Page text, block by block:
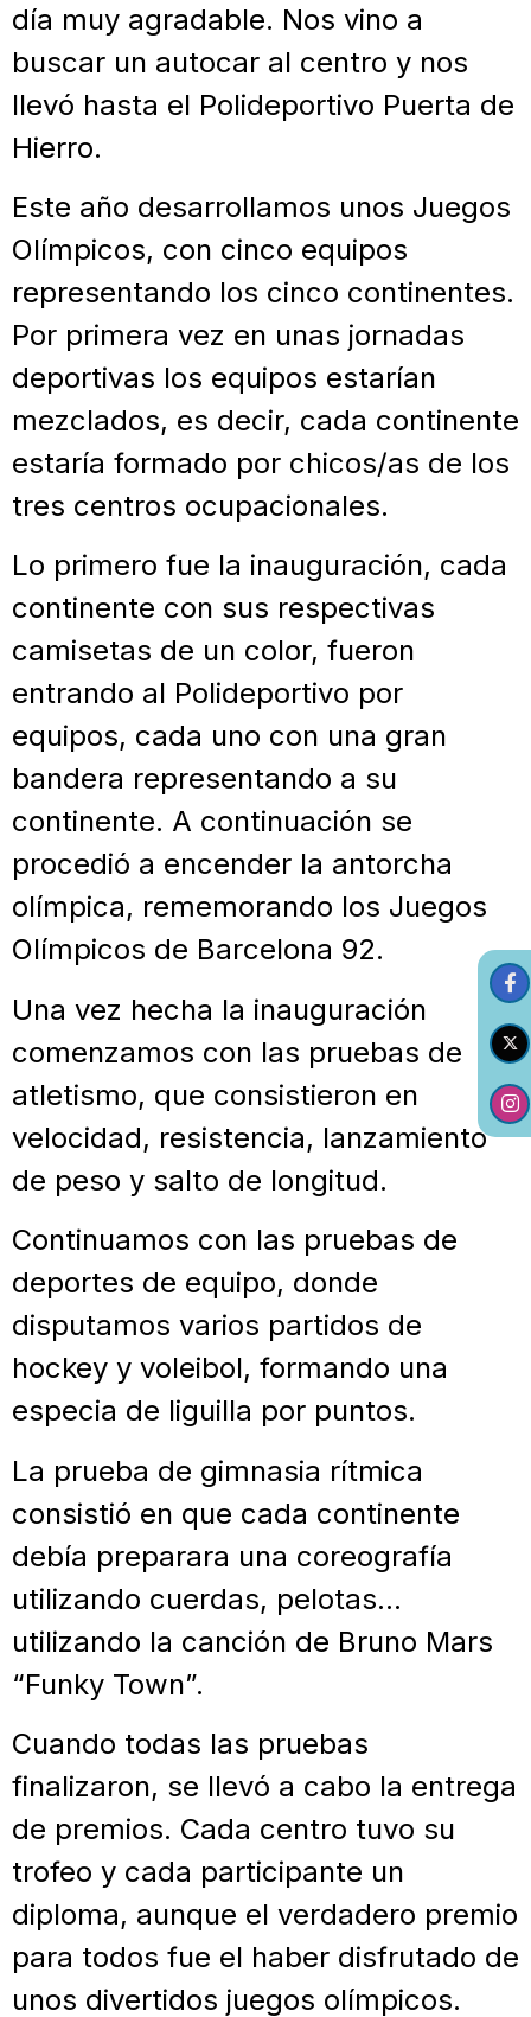
día muy agradable. Nos vino a
buscar un autocar al centro y nos
llevó hasta el Polideportivo Puerta de
Hierro.
Este año desarrollamos unos Juegos
Olímpicos, con cinco equipos
representando los cinco continentes.
Por primera vez en unas jornadas
deportivas los equipos estarían
mezclados, es decir, cada continente
estaría formado por chicos/as de los
tres centros ocupacionales.
Lo primero fue la inauguración, cada
continente con sus respectivas
camisetas de un color, fueron
entrando al Polideportivo por
equipos, cada uno con una gran
bandera representando a su
continente. A continuación se
procedió a encender la antorcha
olímpica, rememorando los Juegos
Olímpicos de Barcelona 92.
Una vez hecha la inauguración
comenzamos con las pruebas de
atletismo, que consistieron en
velocidad, resistencia, lanzamiento
de peso y salto de longitud.
Continuamos con las pruebas de
deportes de equipo, donde
disputamos varios partidos de
hockey y voleibol, formando una
especia de liguilla por puntos.
La prueba de gimnasia rítmica
consistió en que cada continente
debía preparara una coreografía
utilizando cuerdas, pelotas…
utilizando la canción de Bruno Mars
“Funky Town”.
Cuando todas las pruebas
finalizaron, se llevó a cabo la entrega
de premios. Cada centro tuvo su
trofeo y cada participante un
diploma, aunque el verdadero premio
para todos fue el haber disfrutado de
unos divertidos juegos olímpicos.